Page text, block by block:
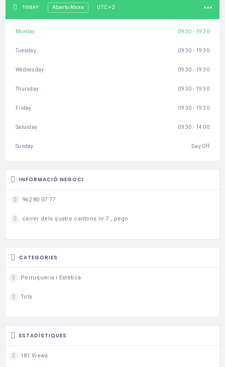
TODAY Abierto Ahora UTC+2
Monday 09:30 - 19:30
Tuesday 09:30 - 19:30
Wednesday 09:30 - 19:30
Thursday 09:30 - 19:30
Friday 09:30 - 19:30
Saturday 09:30 - 14:00
Sunday Day Off
INFORMACIÓ NEGOCI
962 80 07 77
carrer dels quatre cantons nr 7 , pego
CATEGORIES
Perruqueria i Estètica
Tots
ESTADÍSTIQUES
181 Views